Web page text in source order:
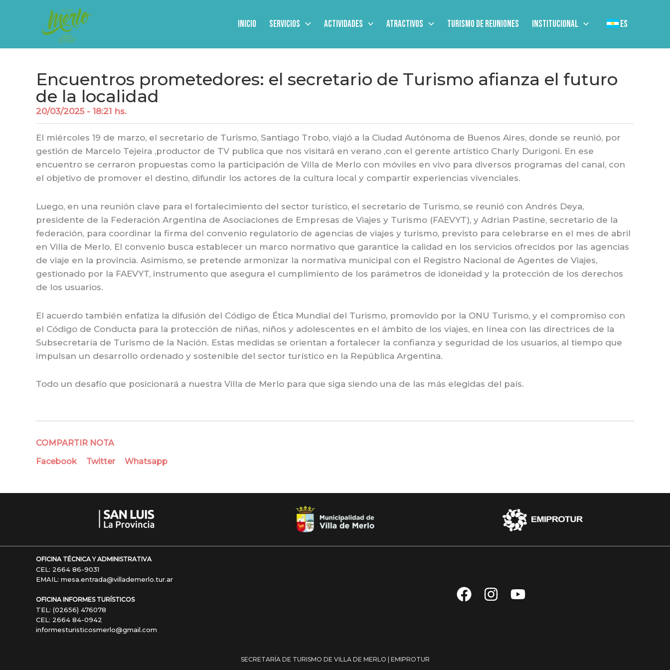
contenido
Inicio Servicios Actividades Atractivos Turismo de Reuniones Institucional ES
Encuentros prometedores: el secretario de Turismo afianza el futuro
de la localidad
20/03/2025 - 18:21 hs.
El miércoles 19 de marzo, el secretario de Turismo, Santiago Trobo, viajó a la Ciudad Autónoma de Buenos Aires, donde se reunió, por
gestión de Marcelo Tejeira ,productor de TV publica que nos visitará en verano ,con el gerente artístico Charly Durigoni. En ese
encuentro se cerraron propuestas como la participación de Villa de Merlo con móviles en vivo para diversos programas del canal, con
el objetivo de promover el destino, difundir los actores de la cultura local y compartir experiencias vivenciales.
Luego, en una reunión clave para el fortalecimiento del sector turístico, el secretario de Turismo, se reunió con Andrés Deya,
presidente de la Federación Argentina de Asociaciones de Empresas de Viajes y Turismo (FAEVYT), y Adrian Pastine, secretario de la
federación, para coordinar la firma del convenio regulatorio de agencias de viajes y turismo, previsto para celebrarse en el mes de abril
en Villa de Merlo. El convenio busca establecer un marco normativo que garantice la calidad en los servicios ofrecidos por las agencias
de viaje en la provincia. Asimismo, se pretende armonizar la normativa municipal con el Registro Nacional de Agentes de Viajes,
gestionado por la FAEVYT, instrumento que asegura el cumplimiento de los parámetros de idoneidad y la protección de los derechos
de los usuarios.
El acuerdo también enfatiza la difusión del Código de Ética Mundial del Turismo, promovido por la ONU Turismo, y el compromiso con
el Código de Conducta para la protección de niñas, niños y adolescentes en el ámbito de los viajes, en línea con las directrices de la
Subsecretaría de Turismo de la Nación. Estas medidas se orientan a fortalecer la confianza y seguridad de los usuarios, al tiempo que
impulsan un desarrollo ordenado y sostenible del sector turístico en la República Argentina.
Todo un desafío que posicionará a nuestra Villa de Merlo para que siga siendo una de las más elegidas del país.
COMPARTIR NOTA
Facebook
Twitter Whatsapp
OFICINA TÉCNICA Y ADMINISTRATIVA
CEL: 2664 86-9031
EMAIL: mesa.entrada@villademerlo.tur.ar
OFICINA INFORMES TURÍSTICOS
TEL: (02656) 476078
CEL: 2664 84-0942
informesturisticosmerlo@gmail.com
SECRETARÍA DE TURISMO DE VILLA DE MERLO | EMIPROTUR